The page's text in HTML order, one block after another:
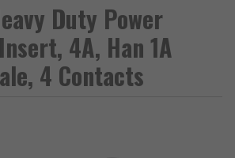
Duty Power
4A, Han 1A
4 Contacts